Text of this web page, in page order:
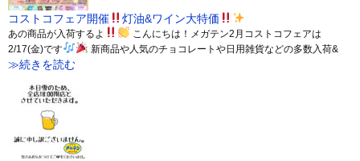
コストコフェア開催 灯油&ワイン大特価
あの商品が入荷するよ
こんにちは！メガテン2月コストコフェアは
2/17(金)です
新商品や人気のチョコレートや日用雑貨などの多数入荷&
≫続きを読む